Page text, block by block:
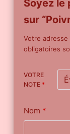
Soyez le
sur
Votre adresse
obligatoires
VOTRE
NOTE *
Nom *